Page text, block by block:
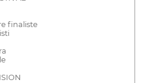
finaliste